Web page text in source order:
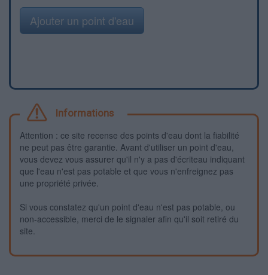
Ajouter un point d'eau
Informations
Attention : ce site recense des points d'eau dont la fiabilité
ne peut pas être garantie. Avant d'utiliser un point d'eau,
vous devez vous assurer qu'il n'y a pas d'écriteau indiquant
que l'eau n'est pas potable et que vous n'enfreignez pas
une propriété privée.
Si vous constatez qu'un point d'eau n'est pas potable, ou
non-accessible, merci de le signaler afin qu'il soit retiré du
site.